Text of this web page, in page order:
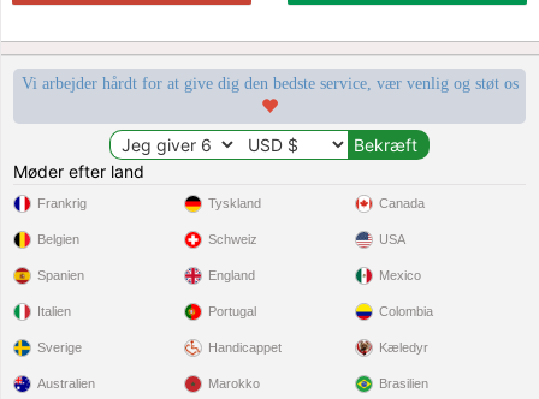
Vi arbejder hårdt for at give dig den bedste service, vær venlig og støt os
Møder efter land
Frankrig
Belgien
Spanien
Italien
Sverige
Tyskland
Schweiz
England
Portugal
Handicappet
Canada
USA
Mexico
Colombia
Kæledyr
Australien Marokko Brasilien